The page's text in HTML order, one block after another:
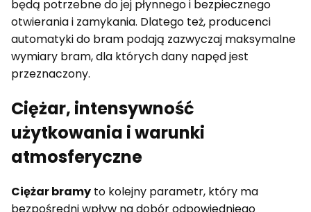
będą potrzebne do jej płynnego i bezpiecznego
otwierania i zamykania. Dlatego też, producenci
automatyki do bram podają zazwyczaj maksymalne
wymiary bram, dla których dany napęd jest
przeznaczony.
Ciężar, intensywność
użytkowania i warunki
atmosferyczne
Ciężar bramy to kolejny parametr, który ma